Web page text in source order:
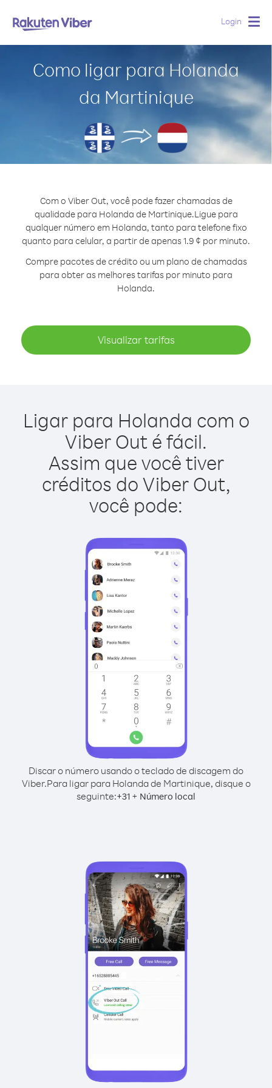
Login
Como ligar para Holanda
da Martinique
Com o Viber Out, você pode fazer chamadas de
qualidade para Holanda de Martinique.Ligue para
qualquer número em Holanda, tanto para telefone fixo
quanto para celular, a partir de apenas 1.9 ¢ por minuto.
Compre pacotes de crédito ou um plano de chamadas
para obter as melhores tarifas por minuto para
Holanda.
Visualizar tarifas
Ligar para Holanda com o
Viber Out é fácil.
Assim que você tiver
créditos do Viber Out,
você pode:
Discar o número usando o teclado de discagem do
Viber.Para ligar para Holanda de Martinique, disque o
seguinte:+31 + Número local